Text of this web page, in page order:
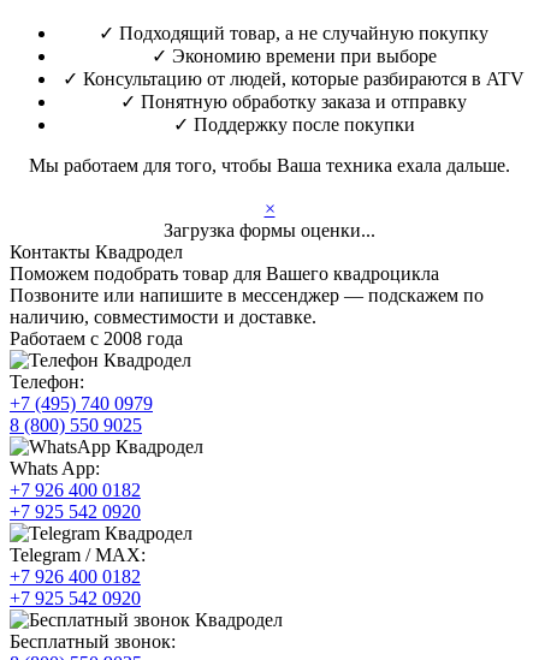
✓ Подходящий товар, а не случайную покупку
✓ Экономию времени при выборе
✓ Консультацию от людей, которые разбираются в ATV
✓ Понятную обработку заказа и отправку
✓ Поддержку после покупки
Мы работаем для того, чтобы Ваша техника ехала дальше.
×
Загрузка формы оценки...
Контакты Квадродел
Поможем подобрать товар для Вашего квадроцикла
Позвоните или напишите в мессенджер — подскажем по
наличию, совместимости и доставке.
Работаем с 2008 года
Телефон:
+7 (495) 740 0979
8 (800) 550 9025
Whats App:
+7 926 400 0182
+7 925 542 0920
Telegram / MAX:
+7 926 400 0182
+7 925 542 0920
Бесплатный звонок: